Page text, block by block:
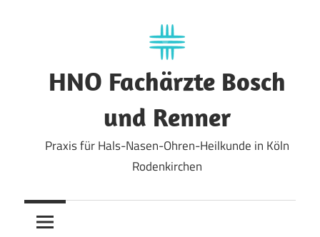
HNO Fachärzte Bosch
und Renner
Praxis für Hals-Nasen-Ohren-Heilkunde in Köln
Rodenkirchen